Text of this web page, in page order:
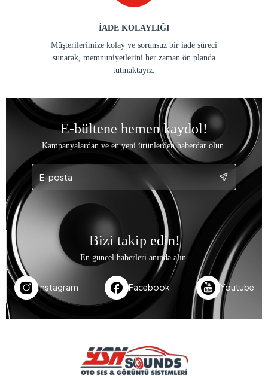
İADE KOLAYLIĞI
Müşterilerimize kolay ve sorunsuz bir iade süreci
sunarak, memnuniyetlerini her zaman ön planda
tutmaktayız.
E-bültene hemen kaydol!
Kampanyalardan ve en yeni ürünlerden haberdar olun.
Bizi takip edin!
En güncel haberleri anında alın.
Instagram Facebook Youtube